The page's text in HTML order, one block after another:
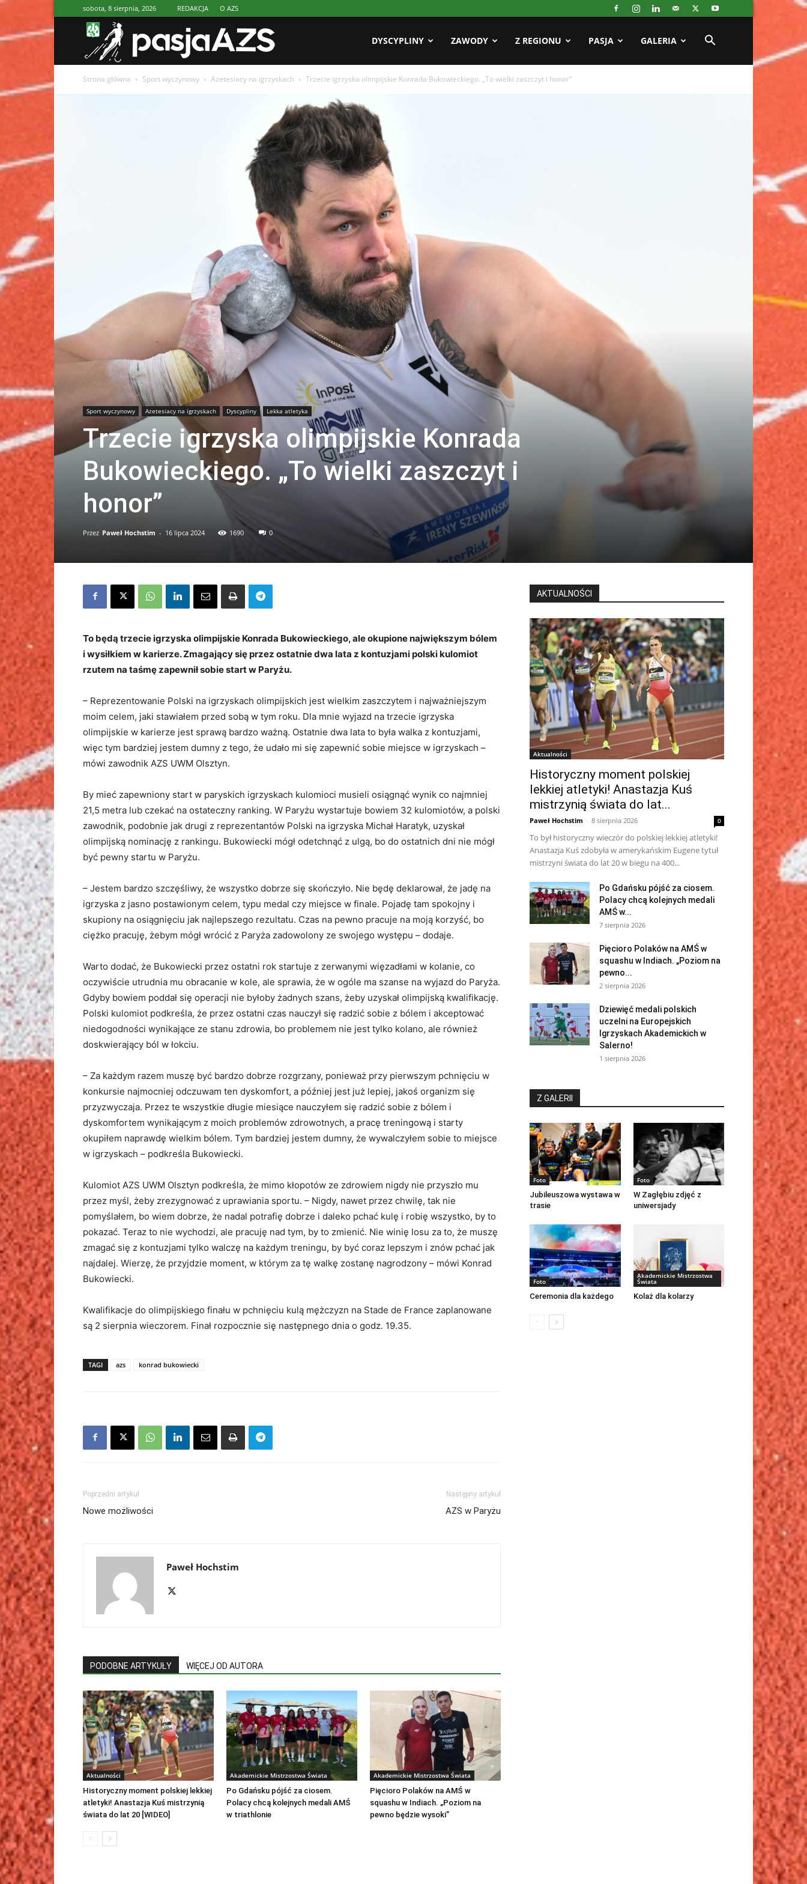
sobota, 8 sierpnia, 2026 REDAKCJA O AZS
DYSCYPLINY ZAWODY Z REGIONU PASJA GALERIA
Strona główna Sport wyczynowy Azetesiacy na igrzyskach Trzecie igrzyska olimpijskie Konrada Bukowieckiego. „To wielki zaszczyt i honor”
Sport wyczynowy Azetesiacy na igrzyskach Dyscypliny Lekka atletyka
Trzecie igrzyska olimpijskie Konrada
Bukowieckiego. „To wielki zaszczyt i
honor”
Przez Paweł Hochstim - 16 lipca 2024 1690 0
To będą trzecie igrzyska olimpijskie Konrada Bukowieckiego, ale okupione największym bólem
i wysiłkiem w karierze. Zmagający się przez ostatnie dwa lata z kontuzjami polski kulomiot
rzutem na taśmę zapewnił sobie start w Paryżu.
– Reprezentowanie Polski na igrzyskach olimpijskich jest wielkim zaszczytem i najważniejszym
moim celem, jaki stawiałem przed sobą w tym roku. Dla mnie wyjazd na trzecie igrzyska
olimpijskie w karierze jest sprawą bardzo ważną. Ostatnie dwa lata to była walka z kontuzjami,
więc tym bardziej jestem dumny z tego, że udało mi się zapewnić sobie miejsce w igrzyskach –
mówi zawodnik AZS UWM Olsztyn.
By mieć zapewniony start w paryskich igrzyskach kulomioci musieli osiągnąć wynik co najmniej
21,5 metra lub czekać na ostateczny ranking. W Paryżu wystartuje bowiem 32 kulomiotów, a polski
zawodnik, podobnie jak drugi z reprezentantów Polski na igrzyska Michał Haratyk, uzyskał
olimpijską nominację z rankingu. Bukowiecki mógł odetchnąć z ulgą, bo do ostatnich dni nie mógł
być pewny startu w Paryżu.
– Jestem bardzo szczęśliwy, że wszystko dobrze się skończyło. Nie będę deklarował, że jadę na
igrzyska z jasno postawionym celem, typu medal czy miejsce w finale. Pojadę tam spokojny i
skupiony na osiągnięciu jak najlepszego rezultatu. Czas na pewno pracuje na moją korzyść, bo
ciężko pracuję, żebym mógł wrócić z Paryża zadowolony ze swojego występu – dodaje.
Warto dodać, że Bukowiecki przez ostatni rok startuje z zerwanymi więzadłami w kolanie, co
oczywiście utrudnia mu obracanie w kole, ale sprawia, że w ogóle ma szanse na wyjazd do Paryża.
Gdyby bowiem poddał się operacji nie byłoby żadnych szans, żeby uzyskał olimpijską kwalifikację.
Polski kulomiot podkreśla, że przez ostatni czas nauczył się radzić sobie z bólem i akceptować
niedogodności wynikające ze stanu zdrowia, bo problemem nie jest tylko kolano, ale również
doskwierający ból w łokciu.
– Za każdym razem muszę być bardzo dobrze rozgrzany, ponieważ przy pierwszym pchnięciu w
konkursie najmocniej odczuwam ten dyskomfort, a później jest już lepiej, jakoś organizm się
przyzwyczaja. Przez te wszystkie długie miesiące nauczyłem się radzić sobie z bólem i
dyskomfortem wynikającym z moich problemów zdrowotnych, a pracę treningową i starty
okupiłem naprawdę wielkim bólem. Tym bardziej jestem dumny, że wywalczyłem sobie to miejsce
w igrzyskach – podkreśla Bukowiecki.
Kulomiot AZS UWM Olsztyn podkreśla, że mimo kłopotów ze zdrowiem nigdy nie przyszło mu
przez myśl, żeby zrezygnować z uprawiania sportu. – Nigdy, nawet przez chwilę, tak nie
pomyślałem, bo wiem dobrze, że nadal potrafię dobrze i daleko pchać kulę i robię wszystko, by to
pokazać. Teraz to nie wychodzi, ale pracuję nad tym, by to zmienić. Nie winię losu za to, że muszę
zmagać się z kontuzjami tylko walczę na każdym treningu, by być coraz lepszym i znów pchać jak
najdalej. Wierzę, że przyjdzie moment, w którym za tę walkę zostanę nagrodzony – mówi Konrad
Bukowiecki.
Kwalifikacje do olimpijskiego finału w pchnięciu kulą mężczyzn na Stade de France zaplanowane
są 2 sierpnia wieczorem. Finał rozpocznie się następnego dnia o godz. 19.35.
TAGI azs konrad bukowiecki
Poprzedni artykuł
Nowe możliwości
Następny artykuł
AZS w Paryżu
Paweł Hochstim
PODOBNE ARTYKUŁY WIĘCEJ OD AUTORA
Aktualności
Historyczny moment polskiej lekkiej
atletyki! Anastazja Kuś mistrzynią
świata do lat 20 [WIDEO]
Akademickie Mistrzostwa Świata
Po Gdańsku pójść za ciosem.
Polacy chcą kolejnych medali AMŚ
w triathlonie
Akademickie Mistrzostwa Świata
Pięcioro Polaków na AMŚ w
squashu w Indiach. „Poziom na
pewno będzie wysoki”
AKTUALNOŚCI
Aktualności
Historyczny moment polskiej
lekkiej atletyki! Anastazja Kuś
mistrzynią świata do lat...
Paweł Hochstim - 8 sierpnia 2026 0
To był historyczny wieczór do polskiej lekkiej atletyki!
Anastazja Kuś zdobyła w amerykańskim Eugene tytuł
mistrzyni świata do lat 20 w biegu na 400...
Po Gdańsku pójść za ciosem.
Polacy chcą kolejnych medali
AMŚ w...
7 sierpnia 2026
Pięcioro Polaków na AMŚ w
squashu w Indiach. „Poziom na
pewno...
2 sierpnia 2026
Dziewięć medali polskich
uczelni na Europejskich
Igrzyskach Akademickich w
Salerno!
1 sierpnia 2026
Z GALERII
Foto
Jubileuszowa wystawa w
trasie
Foto
W Zagłębiu zdjęć z
uniwersjady
Foto
Ceremonia dla każdego
Akademickie Mistrzostwa
Świata
Kolaż dla kolarzy